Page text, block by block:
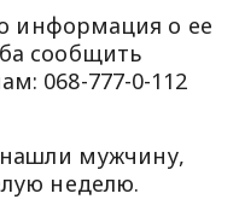
информация о ее
сообщить
068-777-0-112
мужчину,
неделю.